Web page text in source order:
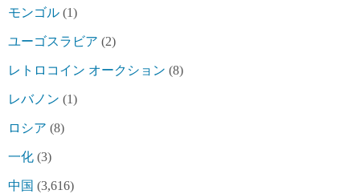
モンゴル (1)
ユーゴスラビア (2)
レトロコイン オークション (8)
レバノン (1)
ロシア (8)
一化 (3)
中国 (3,616)